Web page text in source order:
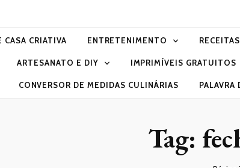
CASA CRIATIVA ENTRETENIMENTO RECEITAS
ARTESANATO E DIY IMPRIMÍVEIS GRATUITOS
CONVERSOR DE MEDIDAS CULINÁRIAS PALAVRA
Tag: